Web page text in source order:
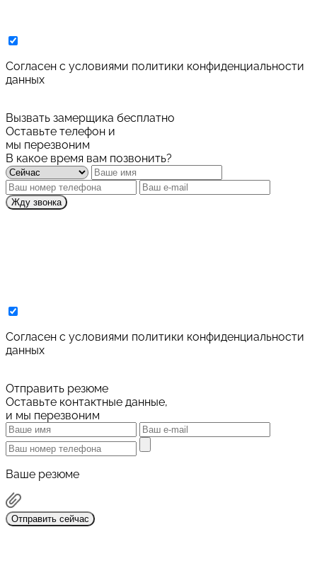
Cогласен с условиями политики конфиденциальности
данных
Вызвать замерщика бесплатно
Оставьте телефон и
мы перезвоним
В какое время вам позвонить?
Жду звонка
Cогласен с условиями политики конфиденциальности
данных
Отправить резюме
Оставьте контактные данные,
и мы перезвоним
Ваше резюме
Отправить сейчас